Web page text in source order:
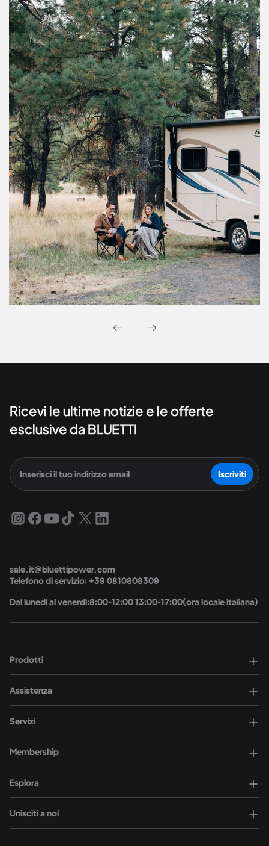
Ricevi le ultime notizie e le offerte
esclusive da BLUETTI
Iscriviti
sale.it@bluettipower.com
Telefono di servizio: +39 0810808309
Dal lunedì al venerdì:8:00-12:00 13:00-17:00(ora locale italiana)
Prodotti
Assistenza
Servizi
Membership
Esplora
Unisciti a noi